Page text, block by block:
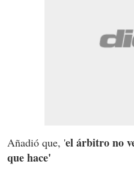
Añadió que, 'el árbitro no
que hace'